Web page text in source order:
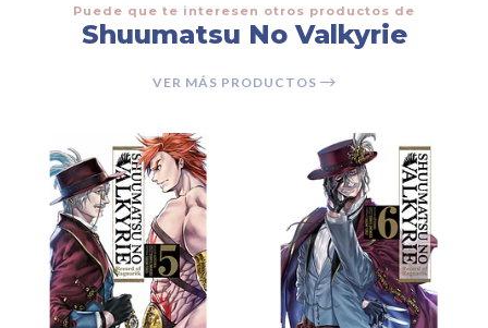
Puede que te interesen otros productos de
Shuumatsu No Valkyrie
VER MÁS PRODUCTOS